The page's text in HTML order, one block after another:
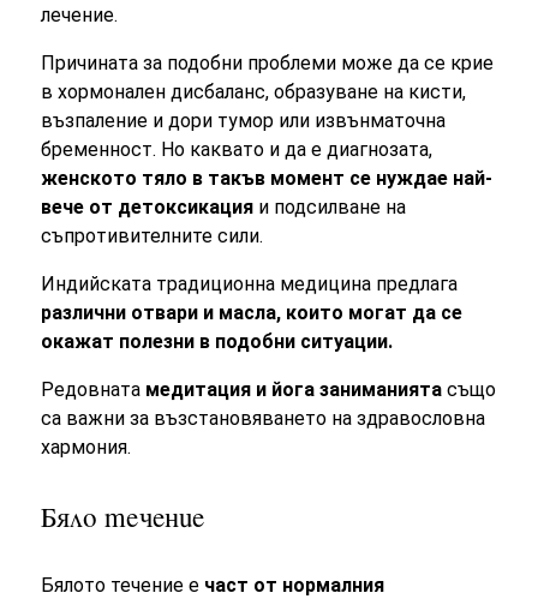
лечение.
Причината за подобни проблеми може да се крие
в хормонален дисбаланс, образуване на кисти,
възпаление и дори тумор или извънматочна
бременност. Но каквато и да е диагнозата,
женското тяло в такъв момент се нуждае най-
вече от детоксикация и подсилване на
съпротивителните сили.
Индийската традиционна медицина предлага
различни отвари и масла, които могат да се
окажат полезни в подобни ситуации.
Редовната медитация и йога заниманията също
са важни за възстановяването на здравословна
хармония.
Бяло течение
Бялото течение е част от нормалния